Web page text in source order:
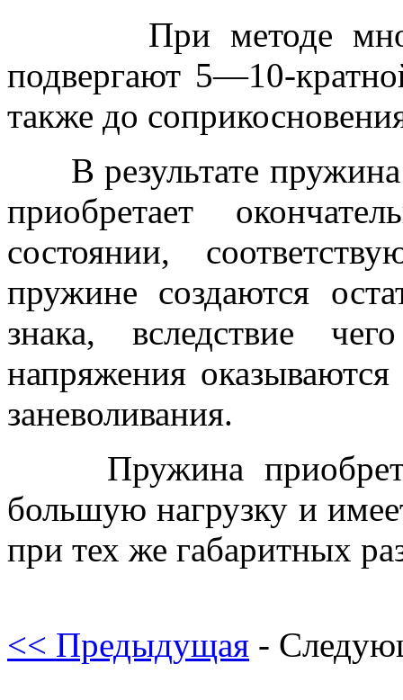
При методе
подвергают 5—10-
также до
В результате пружина
приобретает
состоянии,
пружине создаются
знака, вследствие
напряжения
заневоливания.
Пружина
большую нагрузку и
при тех же габаритных
<< Предыдущая -